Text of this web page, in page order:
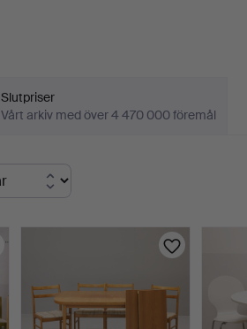
Slutpriser
Vårt arkiv med över 4 470 000 föremål